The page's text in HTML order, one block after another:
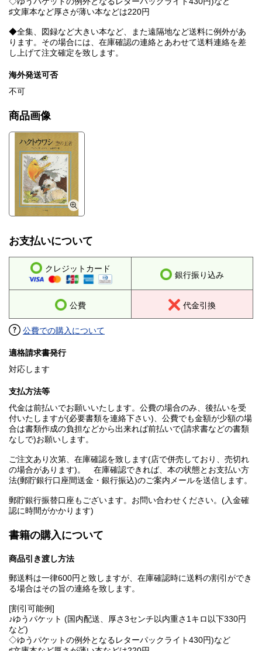
♯文庫本など厚さが薄い本などは220円
◆全集、図録など大きい本など、また遠隔地など送料に例外があ
ります。その場合には、在庫確認の連絡とあわせて送料連絡を差
し上げて注文確定を致します。
海外発送可否
不可
商品画像
お支払いについて
クレジットカード
銀行振り込み
公費 代金引換
公費での購入について
適格請求書発行
対応します
支払方法等
代金は前払いでお願いいたします。公費の場合のみ、後払いを受
付いたしますが(必要書類を連絡下さい)、公費でも金額が少額の場
合は書類作成の負担などから出来れば前払いで(請求書などの書類
なしで)お願いします。
ご注文あり次第、在庫確認を致します(店で併売しており、売切れ
の場合があります)。 在庫確認できれば、本の状態とお支払い方
法(郵貯銀行口座間送金・銀行振込)のご案内メールを送信します。
郵貯銀行振替口座もございます。お問い合わせください。(入金確
認に時間がかかります)
書籍の購入について
商品引き渡し方法
郵送料は一律600円と致しますが、在庫確認時に送料の割引ができ
る場合はその旨の連絡を致します。
[割引可能例]
♪ゆうパケット (国内配送、厚さ3センチ以内重さ1キロ以下330円
など)
◇ゆうパケットの例外となるレターパックライト430円)など